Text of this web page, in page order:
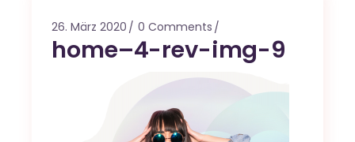
26. März 2020 0 Comments
home–4-rev-img-9